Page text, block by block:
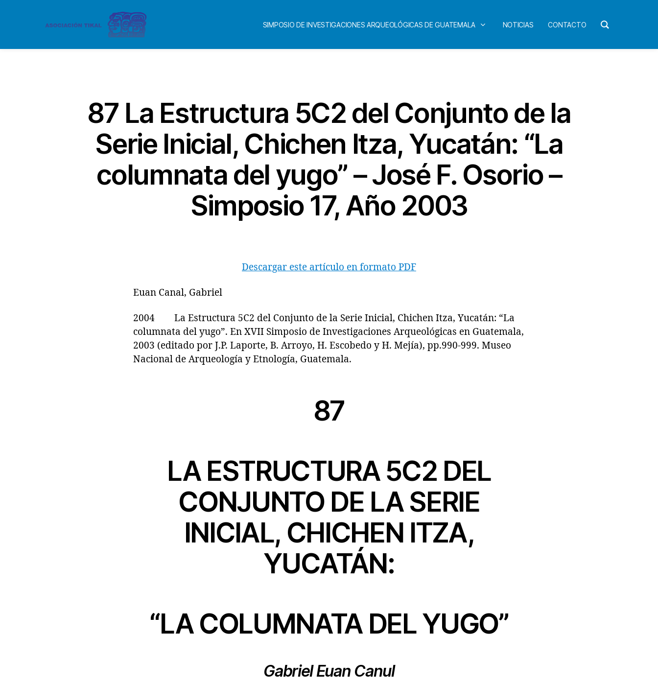
SIMPOSIO DE INVESTIGACIONES ARQUEOLÓGICAS DE GUATEMALA NOTICIAS CONTACTO
87 La Estructura 5C2 del Conjunto de la
Serie Inicial, Chichen Itza, Yucatán: “La
columnata del yugo” – José F. Osorio –
Simposio 17, Año 2003
Descargar este artículo en formato PDF
Euan Canal, Gabriel
2004 La Estructura 5C2 del Conjunto de la Serie Inicial, Chichen Itza, Yucatán: “La
columnata del yugo”. En XVII Simposio de Investigaciones Arqueológicas en Guatemala,
2003 (editado por J.P. Laporte, B. Arroyo, H. Escobedo y H. Mejía), pp.990-999. Museo
Nacional de Arqueología y Etnología, Guatemala.
87
LA ESTRUCTURA 5C2 DEL
CONJUNTO DE LA SERIE
INICIAL, CHICHEN ITZA,
YUCATÁN:
“LA COLUMNATA DEL YUGO”
Gabriel Euan Canul